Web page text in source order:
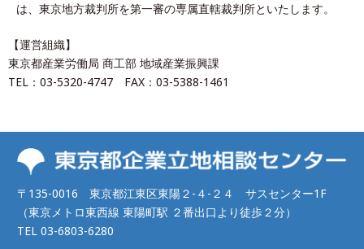
は、東京地方裁判所を第一審の専属直轄裁判所といたします。
【運営組織】
東京都産業労働局 商工部 地域産業振興課
TEL： 03-5320-4747 FAX：03-5388-1461
〒135-0016 東京都江東区東陽２-４-２４ サスセンター1F
（東京メトロ東西線 東陽町駅 ２番出口より徒歩２分）
TEL 03-6803-6280